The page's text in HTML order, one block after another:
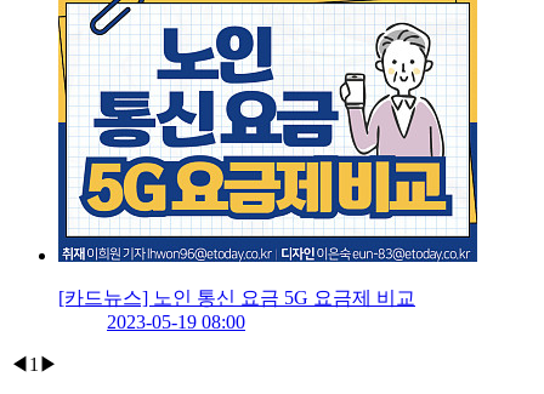
[카드뉴스] 노인 통신 요금 5G 요금제 비교
2023-05-19 08:00
◀ 1 ▶